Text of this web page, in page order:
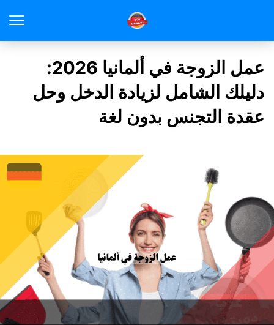
عمل الزوجة في ألمانيا 2026:
دليلك الشامل لزيادة الدخل وحل
عقدة التجنس بدون لغة